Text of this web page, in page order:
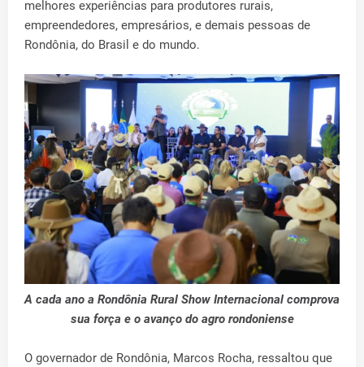
melhores experiências para produtores rurais,
empreendedores, empresários, e demais pessoas de
Rondônia, do Brasil e do mundo.
A cada ano a Rondônia Rural Show Internacional comprova
sua força e o avanço do agro rondoniense
O governador de Rondônia, Marcos Rocha, ressaltou que